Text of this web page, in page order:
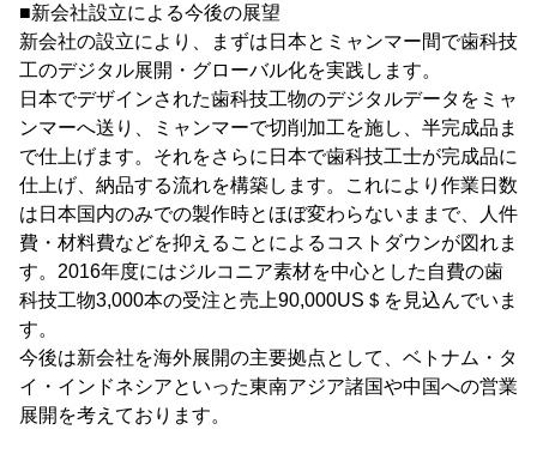
■新会社設立による今後の展望
新会社の設立により、まずは日本とミャンマー間で歯科技
工のデジタル展開・グローバル化を実践します。
日本でデザインされた歯科技工物のデジタルデータをミャ
ンマーへ送り、ミャンマーで切削加工を施し、半完成品ま
で仕上げます。それをさらに日本で歯科技工士が完成品に
仕上げ、納品する流れを構築します。これにより作業日数
は日本国内のみでの製作時とほぼ変わらないままで、人件
費・材料費などを抑えることによるコストダウンが図れま
す。2016年度にはジルコニア素材を中心とした自費の歯
科技工物3,000本の受注と売上90,000US＄を見込んでいま
す。
今後は新会社を海外展開の主要拠点として、ベトナム・タ
イ・インドネシアといった東南アジア諸国や中国への営業
展開を考えております。